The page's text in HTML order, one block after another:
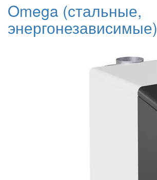
Omega (стальные,
энергонезависимые)